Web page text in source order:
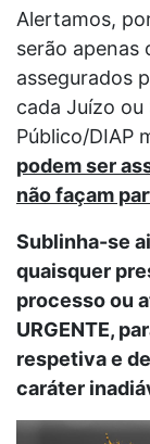
Alertamos,
serão apenas
assegurados
cada Juízo
Público/DIAP
podem ser
não façam
Sublinha-se
quaisquer
processo ou
URGENTE,
respetiva e
caráter